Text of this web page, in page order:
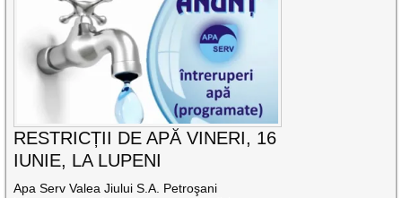
RESTRICȚII DE APĂ VINERI, 16
IUNIE, LA LUPENI
Apa Serv Valea Jiului S.A. Petroşani